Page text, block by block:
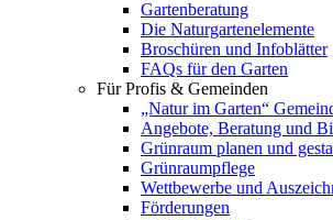
Gartenberatung
Die Naturgartenelemente
Broschüren und Infoblätter
FAQs für den Garten
Für Profis & Gemeinden
„Natur im Garten“
Angebote, Beratung und
Grünraum planen und
Grünraumpflege
Wettbewerbe und
Förderungen